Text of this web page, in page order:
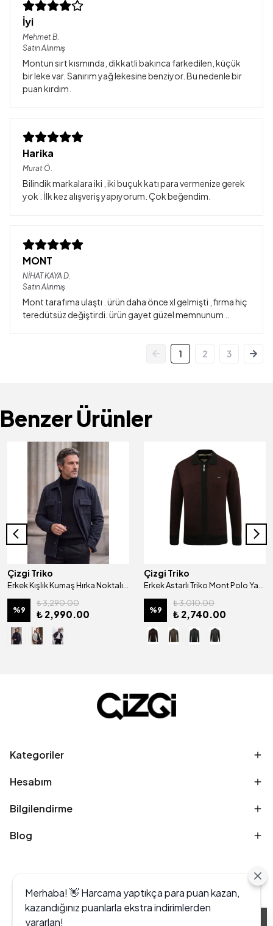
İyi
MehmetB.
Satın Alınmış
Montun sırt kısmında, dikkatli bakınca farkedilen, küçük
bir leke var. Sanırım yağ lekesine benziyor. Bu nedenle bir
puan kırdım.
Harika
Murat Ö.
Bilindik markalara iki , iki buçuk katı para vermenize gerek
yok . İlk kez alışveriş yapıyorum. Çok beğendim.
MONT
NİHAT KAYAD.
Satın Alınmış
Mont tarafıma ulaştı . ürün daha önce xl gelmişti , firma hiç
teredütsüz değiştirdi. ürün gayet güzel memnunum ..
1 2 3
Benzer Ürünler
Çizgi Triko
Erkek Kışlık Kumaş Hırka Noktalı Desenli Klasik Kalıp - 5233G
%9
₺ 3,290.00
₺ 2,990.00
Çizgi Triko
Erkek Astarlı Triko Mont Polo Yaka Çelik Örgü Desenli Klasik Kalıp - 5208P
%9
₺ 3,010.00
₺ 2,740.00
Kategoriler
Hesabım
Bilgilendirme
Blog
Merhaba! 👋 Harcama yaptıkça para puan kazan,
kazandığınız puanlarla ekstra indirimlerden
yararlan!